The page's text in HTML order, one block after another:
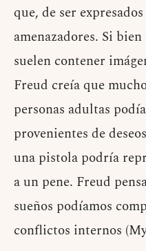
que, de ser
amenazadores. Si
suelen contener
Freud creía que
personas adultas
provenientes de
una pistola podría
a un pene. Freud
sueños podíamos
conflictos internos